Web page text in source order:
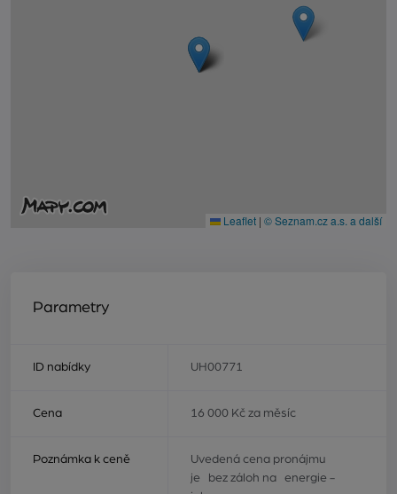
Leaflet | © Seznam.cz a.s. a další
Parametry
ID nabídky UH00771
Cena 16 000 Kč za měsíc
Poznámka k ceně
Uvedená cena pronájmu
je bez záloh na energie -